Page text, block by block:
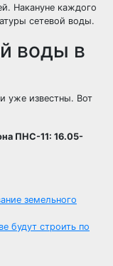
Накануне каждого
сетевой воды.
воды в
уже известны. Вот
ПНС-11: 16.05-
земельного
будут строить по